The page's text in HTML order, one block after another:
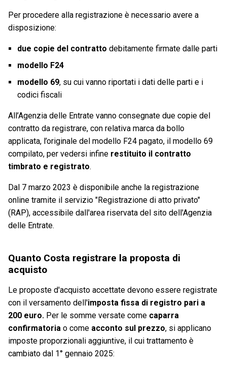
Per procedere alla registrazione è necessario avere a
disposizione:
due copie del contratto debitamente firmate dalle parti
modello F24
modello 69, su cui vanno riportati i dati delle parti e i
codici fiscali
All’Agenzia delle Entrate vanno consegnate due copie del
contratto da registrare, con relativa marca da bollo
applicata, l’originale del modello F24 pagato, il modello 69
compilato, per vedersi infine restituito il contratto
timbrato e registrato.
Dal 7 marzo 2023 è disponibile anche la registrazione
online tramite il servizio "Registrazione di atto privato"
(RAP), accessibile dall'area riservata del sito dell'Agenzia
delle Entrate.
Quanto Costa registrare la proposta di
acquisto
Le proposte d'acquisto accettate devono essere registrate
con il versamento dell'imposta fissa di registro pari a
200 euro. Per le somme versate come caparra
confirmatoria o come acconto sul prezzo, si applicano
imposte proporzionali aggiuntive, il cui trattamento è
cambiato dal 1° gennaio 2025: